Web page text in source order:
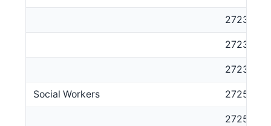
272313
272314
272399
Social Workers 2725
272511